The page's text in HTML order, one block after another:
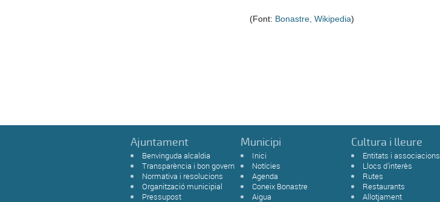
(Font: Bonastre, Wikipedia)
Ajuntament
Benvinguda alcaldia
Transparència i bon govern
Normativa i resolucions
Organització municipial
Pressupost
Municipi
Inici
Notícies
Agenda
Coneix Bonastre
Aigua
Cultura i lleure
Entitats i associacions
Llocs d'interès
Rutes
Restaurants
Allotjament